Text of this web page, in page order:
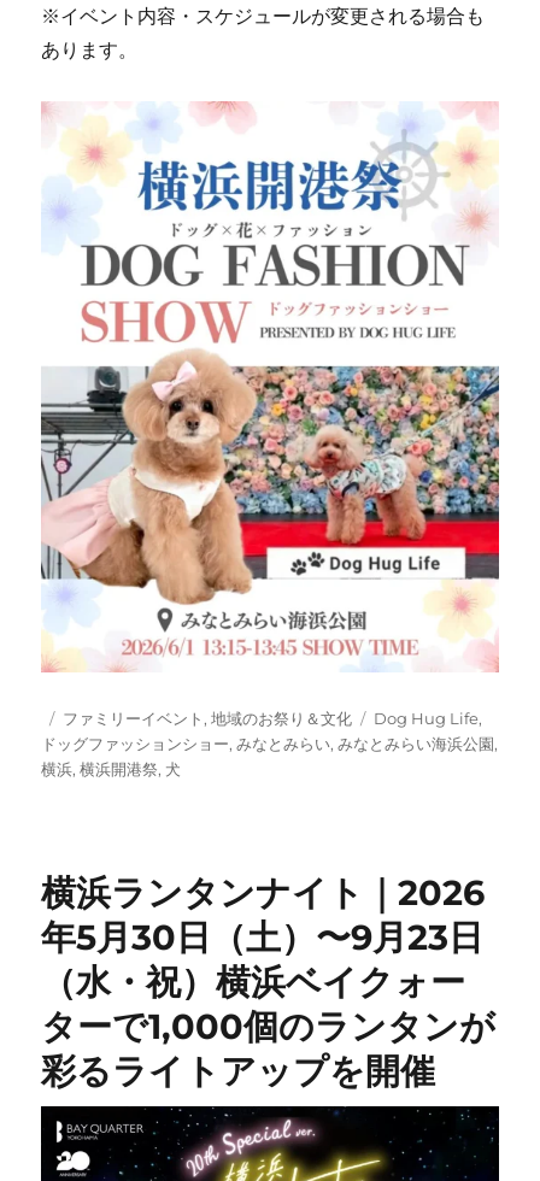
※イベント内容・スケジュールが変更される場合も
あります。
投
稿
日:
カ
テ
ゴ
ファミリーイベント ,地域のお祭り＆文化
タ
グ
Dog Hug Life,
ドッグファッションショー,みなとみらい,みなとみらい海浜公園,
横浜,横浜開港祭, 犬
横浜ランタンナイト｜2026
年5月30日（土）〜9月23日
（水・祝）横浜ベイクォー
ターで1,000個のランタンが
彩るライトアップを開催